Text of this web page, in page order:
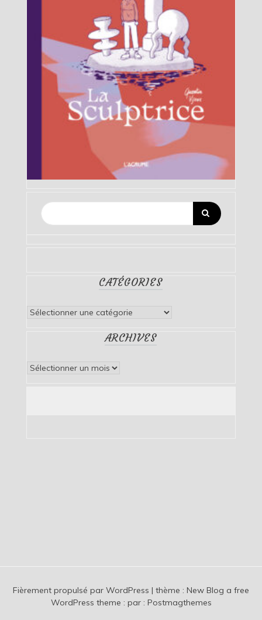
CATÉGORIES
Catégories
ARCHIVES
Archives
Fièrement propulsé par WordPress | thème : New Blog a free
WordPress theme : par : Postmagthemes